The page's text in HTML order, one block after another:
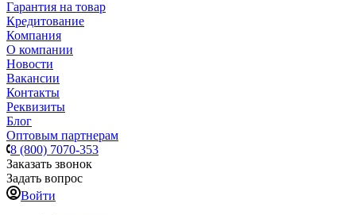
Гарантия на товар
Кредитование
Компания
О компании
Новости
Вакансии
Контакты
Реквизиты
Блог
Оптовым партнерам
8 (800) 7070-353
Заказать звонок
Задать вопрос
Войти